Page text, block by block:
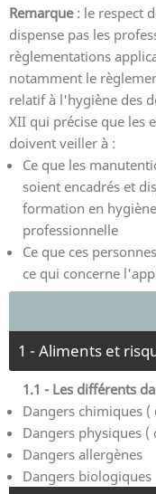
Remarque: le respect
dispense pas les
règlementations
notamment le
relatif à l'hygiène des
XII qui précise que les
doivent veiller à :
Ce que les
soient encadrés et
formation en
professionnelle
Ce que ces
ce qui concerne
1 - Aliments et
1.1 - Les différents
Dangers chimiques
Dangers physiques (
Dangers allergènes
Dangers biologiques